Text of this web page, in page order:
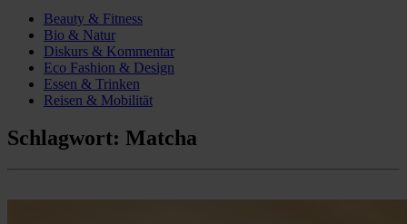
Beauty & Fitness
Bio & Natur
Diskurs & Kommentar
Eco Fashion & Design
Essen & Trinken
Reisen & Mobilität
Schlagwort: Matcha